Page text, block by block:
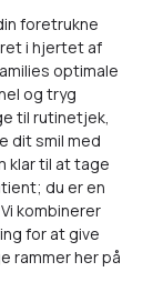
foretrukne
i hjertet af
optimale
og tryg
til rutinetjek,
dit smil med
klar til at tage
du er en
kombinerer
for at give
rammer her på